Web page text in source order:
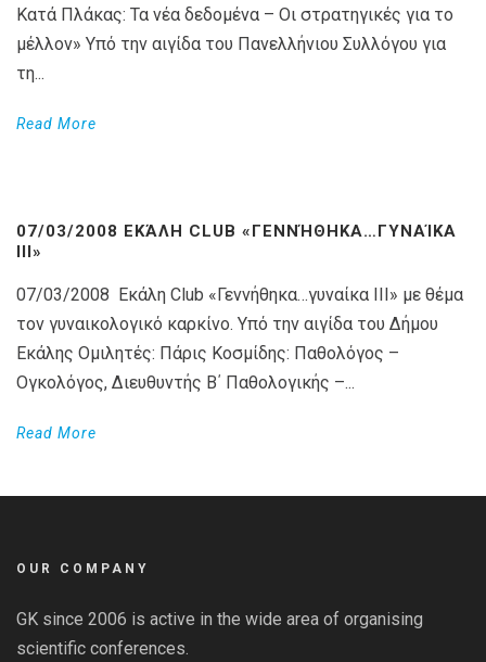
Κατά Πλάκας: Τα νέα δεδομένα – Οι στρατηγικές για το
μέλλον» Υπό την αιγίδα του Πανελλήνιου Συλλόγου για
τη...
Read More
07/03/2008 ΕΚΆΛΗ CLUB «ΓΕΝΝΉΘΗΚΑ…ΓΥΝΑΊΚΑ
ΙΙΙ»
07/03/2008 Εκάλη Club «Γεννήθηκα…γυναίκα ΙΙΙ» με θέμα
τον γυναικολογικό καρκίνο. Υπό την αιγίδα του Δήμου
Εκάλης Ομιλητές: Πάρις Κοσμίδης: Παθολόγος –
Ογκολόγος, Διευθυντής Β΄ Παθολογικής –...
Read More
OUR COMPANY
GK since 2006 is active in the wide area of organising
scientific conferences.